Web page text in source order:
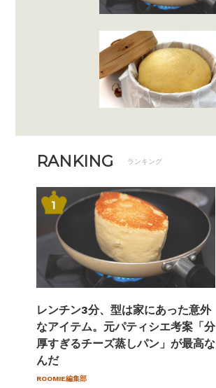
RANKING ランキング
レンチン3分、型は家にあった意外
なアイテム。元パティシエ考案「分
厚すぎるチーズ蒸しパン」が最高な
んだ
ROOMIE編集部